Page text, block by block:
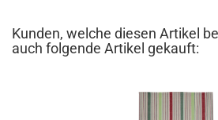
Kunden, welche diesen Artikel
auch folgende Artikel gekauft: